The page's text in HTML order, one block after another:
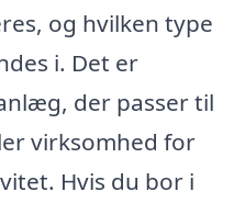
og hvilken type
i. Det er
der passer til
virksomhed for
Hvis du bor i